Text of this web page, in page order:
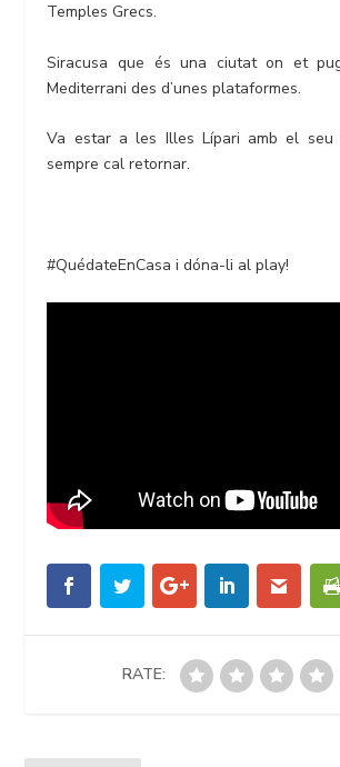
Temples Grecs.
Siracusa que és una ciutat on et
Mediterrani des d’unes plataformes.
Va estar a les Illes Lípari amb el seu
sempre cal retornar.
#QuédateEnCasa i dóna-li al play!
RATE: